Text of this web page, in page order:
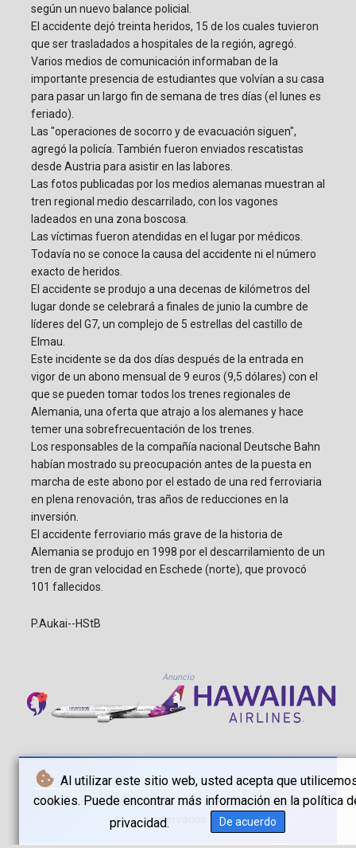
Al utilizar este sitio web, usted acepta que
cookies. Puede encontrar más información en la política
privacidad.
De acuerdo
según un nuevo balance policial.
El accidente dejó treinta heridos, 15 de los cuales tuvieron
que ser trasladados a hospitales de la región, agregó.
Varios medios de comunicación informaban de la
importante presencia de estudiantes que volvían a su casa
para pasar un largo fin de semana de tres días (el lunes es
feriado).
Las "operaciones de socorro y de evacuación siguen",
agregó la policía. También fueron enviados rescatistas
desde Austria para asistir en las labores.
Las fotos publicadas por los medios alemanas muestran al
tren regional medio descarrilado, con los vagones
ladeados en una zona boscosa.
Las víctimas fueron atendidas en el lugar por médicos.
Todavía no se conoce la causa del accidente ni el número
exacto de heridos.
El accidente se produjo a una decenas de kilómetros del
lugar donde se celebrará a finales de junio la cumbre de
líderes del G7, un complejo de 5 estrellas del castillo de
Elmau.
Este incidente se da dos días después de la entrada en
vigor de un abono mensual de 9 euros (9,5 dólares) con el
que se pueden tomar todos los trenes regionales de
Alemania, una oferta que atrajo a los alemanes y hace
temer una sobrefrecuentación de los trenes.
Los responsables de la compañía nacional Deutsche Bahn
habían mostrado su preocupación antes de la puesta en
marcha de este abono por el estado de una red ferroviaria
en plena renovación, tras años de reducciones en la
inversión.
El accidente ferroviario más grave de la historia de
Alemania se produjo en 1998 por el descarrilamiento de un
tren de gran velocidad en Eschede (norte), que provocó
101 fallecidos.
P.Aukai--HStB
Anuncio
© Honolulu Star Bulletin - 2026 - Todos los derechos
reservados